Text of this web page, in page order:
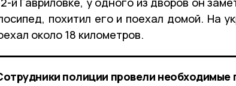
похитил его и поехал домой. На
около 18 километров.
полиции провели необходимые